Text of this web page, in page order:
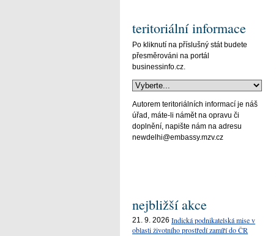
teritoriální informace
Po kliknutí na příslušný stát budete
přesměrováni na portál
businessinfo.cz.
Autorem teritoriálních informací je náš
úřad, máte-li námět na opravu či
doplnění, napište nám na adresu
newdelhi@embassy.mzv.cz
nejbližší akce
21. 9. 2026 Indická podnikatelská mise v
oblasti životního prostředí zamíří do ČR